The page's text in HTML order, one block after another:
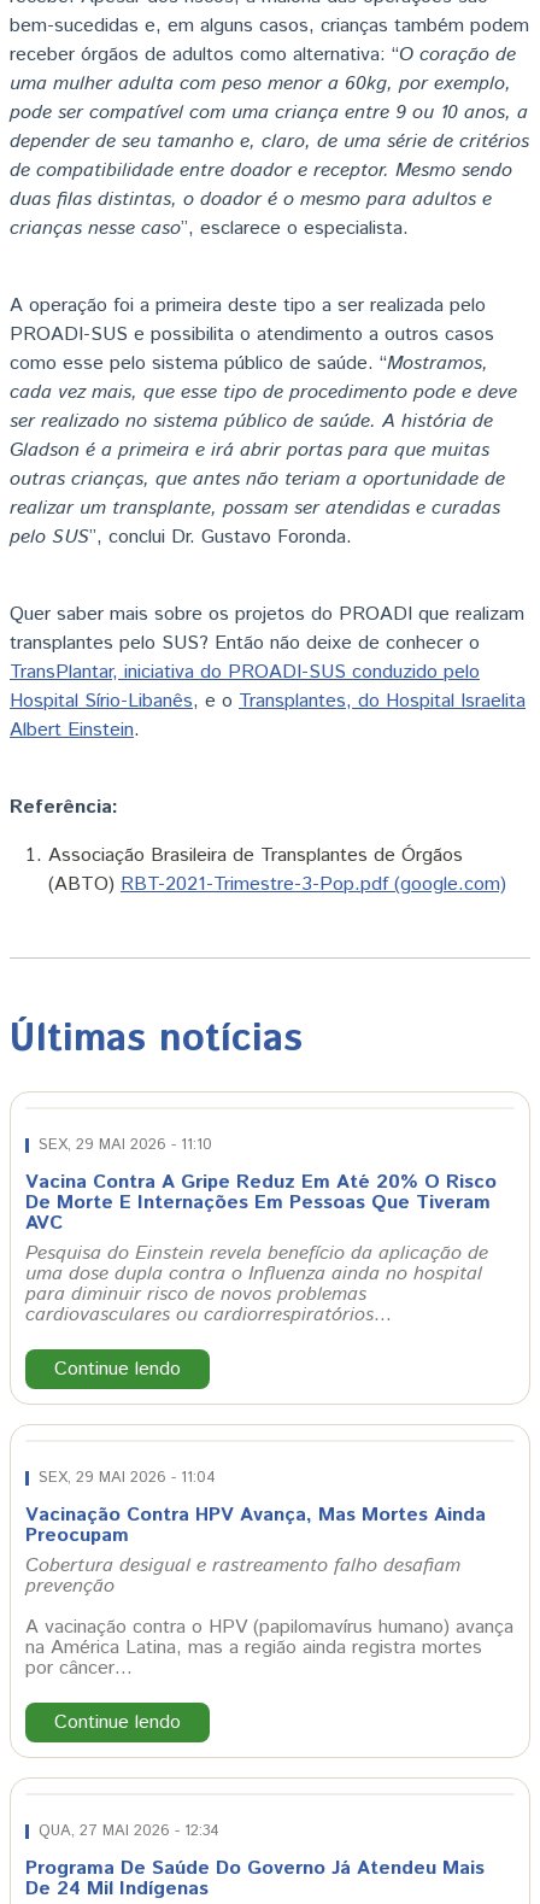
bem-sucedidas e, em alguns casos, crianças também podem
receber órgãos de adultos como alternativa: “O coração de
uma mulher adulta com peso menor a 60kg, por exemplo,
pode ser compatível com uma criança entre 9 ou 10 anos, a
depender de seu tamanho e, claro, de uma série de critérios
de compatibilidade entre doador e receptor. Mesmo sendo
duas filas distintas, o doador é o mesmo para adultos e
crianças nesse caso”, esclarece o especialista.
A operação foi a primeira deste tipo a ser realizada pelo
PROADI-SUS e possibilita o atendimento a outros casos
como esse pelo sistema público de saúde. “Mostramos,
cada vez mais, que esse tipo de procedimento pode e deve
ser realizado no sistema público de saúde. A história de
Gladson é a primeira e irá abrir portas para que muitas
outras crianças, que antes não teriam a oportunidade de
realizar um transplante, possam ser atendidas e curadas
pelo SUS”, conclui Dr. Gustavo Foronda.
Quer saber mais sobre os projetos do PROADI que realizam
transplantes pelo SUS? Então não deixe de conhecer o
TransPlantar, iniciativa do PROADI-SUS conduzido pelo
Hospital Sírio-Libanês, e o Transplantes, do Hospital Israelita
Albert Einstein.
Referência:
Associação Brasileira de Transplantes de Órgãos
(ABTO) RBT-2021-Trimestre-3-Pop.pdf (google.com)
Últimas notícias
SEX, 29 MAI 2026 - 11:10
Vacina Contra A Gripe Reduz Em Até 20% O Risco
De Morte E Internações Em Pessoas Que Tiveram
AVC
Pesquisa do Einstein revela benefício da aplicação de
uma dose dupla contra o Influenza ainda no hospital
para diminuir risco de novos problemas
cardiovasculares ou cardiorrespiratórios…
Continue lendo
SEX, 29 MAI 2026 - 11:04
Vacinação Contra HPV Avança, Mas Mortes Ainda
Preocupam
Cobertura desigual e rastreamento falho desafiam
prevenção
A vacinação contra o HPV (papilomavírus humano) avança
na América Latina, mas a região ainda registra mortes
por câncer…
Continue lendo
QUA, 27 MAI 2026 - 12:34
Programa De Saúde Do Governo Já Atendeu Mais
De 24 Mil Indígenas